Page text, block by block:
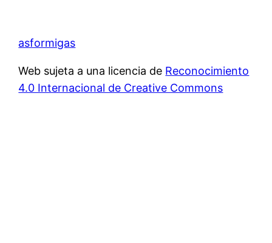
asformigas
Web sujeta a una licencia de Reconocimiento
4.0 Internacional de Creative Commons